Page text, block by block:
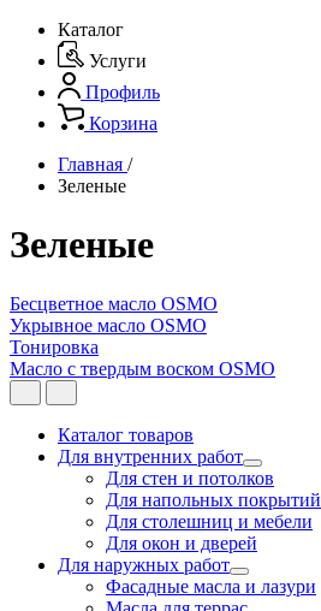
Каталог
Услуги
Профиль
Корзина
Главная /
Зеленые
Зеленые
Бесцветное масло OSMO
Укрывное масло OSMO
Тонировка
Масло с твердым воском OSMO
Каталог товаров
Для внутренних работ
Для стен и потолков
Для напольных покрытий
Для столешниц и мебели
Для окон и дверей
Для наружных работ
Фасадные масла и лазури